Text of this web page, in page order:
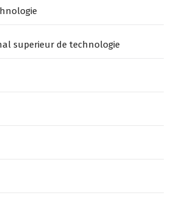
superieur de technologie